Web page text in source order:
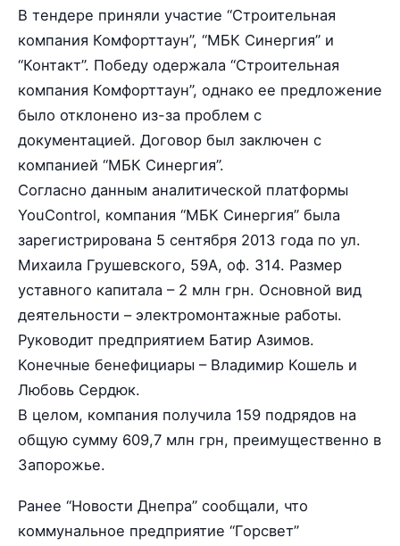
В тендере приняли участие “Строительная
компания Комфорттаун”, “МБК Синергия” и
“Контакт”. Победу одержала “Строительная
компания Комфорттаун”, однако ее предложение
было отклонено из-за проблем с
документацией. Договор был заключен с
компанией “МБК Синергия”.
Согласно данным аналитической платформы
YouControl, компания “МБК Синергия” была
зарегистрирована 5 сентября 2013 года по ул.
Михаила Грушевского, 59А, оф. 314. Размер
уставного капитала – 2 млн грн. Основной вид
деятельности – электромонтажные работы.
Руководит предприятием Батир Азимов.
Конечные бенефициары – Владимир Кошель и
Любовь Сердюк.
В целом, компания получила 159 подрядов на
общую сумму 609,7 млн грн, преимущественно в
Запорожье.
Ранее “Новости Днепра” сообщали, что
коммунальное предприятие “Горсвет”